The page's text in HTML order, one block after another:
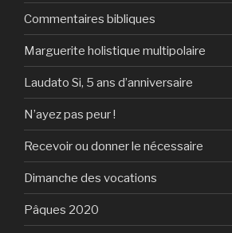
Commentaires bibliques
Marguerite holistique multipolaire
Laudato Si, 5 ans d’anniversaire
N’ayez pas peur !
Recevoir ou donner le nécessaire
Dimanche des vocations
Pâques 2020